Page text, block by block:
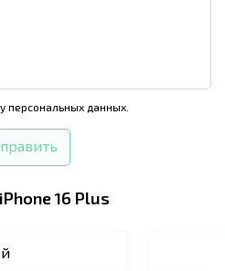
персональных данных.
iPhone 16 Plus